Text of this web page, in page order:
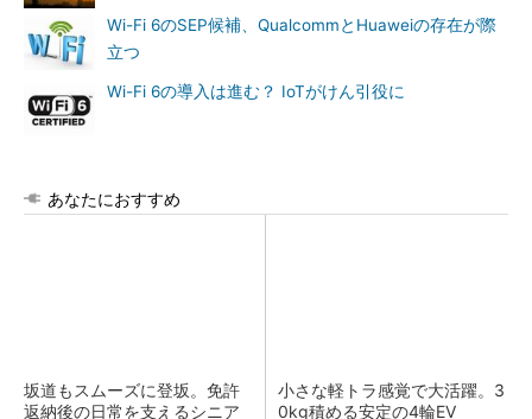
Wi-Fi 6のSEP候補、QualcommとHuaweiの存在が際
立つ
Wi-Fi 6の導入は進む？ IoTがけん引役に
あなたにおすすめ
坂道もスムーズに登坂。免許
返納後の日常を支えるシニア
小さな軽トラ感覚で大活躍。3
0kg積める安定の4輪EV